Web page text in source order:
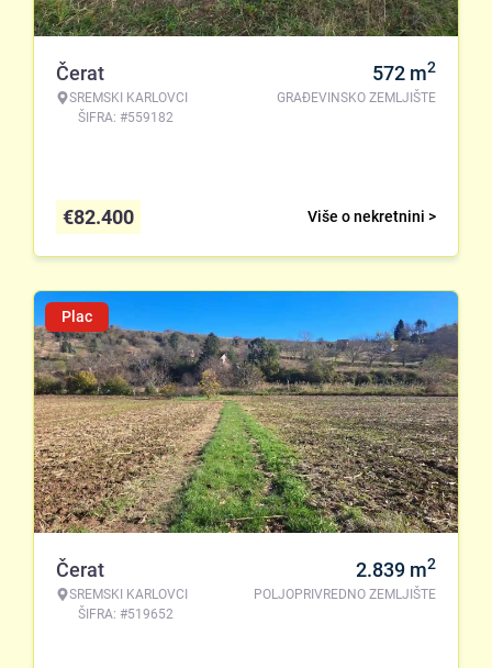
Čerat
SREMSKI KARLOVCI
ŠIFRA: #559182
572 m2
GRAĐEVINSKO ZEMLJIŠTE
Više o nekretnini >
€82.400
Plac
Čerat
SREMSKI KARLOVCI
ŠIFRA: #519652
2.839 m2
POLJOPRIVREDNO ZEMLJIŠTE